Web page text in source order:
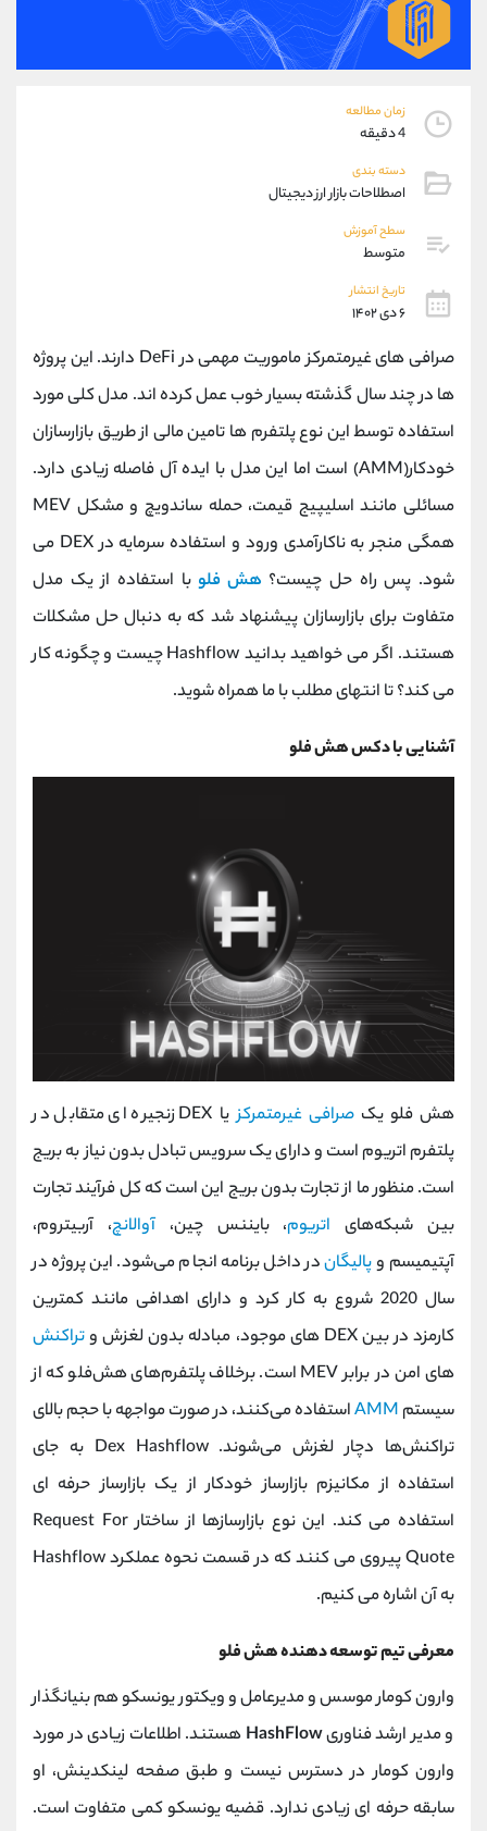
زمان مطالعه
4 دقیقه
دسته بندی
اصطلاحات بازار ارز دیجیتال
سطح آموزش
متوسط
تاریخ انتشار
۶ دی ۱۴۰۲
صرافی های غیرمتمرکز ماموریت مهمی در DeFi دارند. این پروژه
ها در چند سال گذشته بسیار خوب عمل کرده اند. مدل کلی مورد
استفاده توسط این نوع پلتفرم ها تامین مالی از طریق بازارسازان
خودکار(AMM) است اما این مدل با ایده آل فاصله زیادی دارد.
مسائلی مانند اسلیپیج قیمت، حمله ساندویچ و مشکل MEV
همگی منجر به ناکارآمدی ورود و استفاده سرمایه در DEX می
شود. پس راه حل چیست؟ هش فلوبا استفاده از یک مدل
متفاوت برای بازارسازان پیشنهاد شد که به دنبال حل مشکلات
هستند. اگر می خواهید بدانید Hashflow چیست و چگونه کار
می کند؟ تا انتهای مطلب با ما همراه شوید.
آشنایی با دکس هش فلو
هش فلو یکصرافی غیرمتمرکز
یا DEX زنجیره ای متقابل در
پلتفرم اتریوم است و دارای یک سرویس تبادل بدون نیاز به بریج
است. منظور ما از تجارت بدون بریج این است که کل فرآیند تجارت
بین شبکه‌های اتریوم، بایننس چین،آوالانچ، آربیتروم،
آپتیمیسم وپالیگاندر داخل برنامه انجام می‌شود. این پروژه در
سال 2020 شروع به کار کرد و دارای اهدافی مانند کمترین
کارمزد در بین DEX های موجود، مبادله بدون لغزش و
تراکنش
های امن در برابر MEV است. برخلاف پلتفرم‌های هش‌فلو که از
سیستم AMMاستفاده می‌کنند، در صورت مواجهه با حجم بالای
تراکنش‌ها دچار لغزش می‌شوند. Dex Hashflow به جای
استفاده از مکانیزم بازارساز خودکار از یک بازارساز حرفه ای
استفاده می کند. این نوع بازارسازها از ساختار Request For
Quote پیروی می کنند که در قسمت نحوه عملکرد Hashflow
به آن اشاره می کنیم.
معرفی تیم توسعه دهنده هش فلو
وارون کومار موسس و مدیرعامل و ویکتور یونسکو هم بنیانگذار
و مدیر ارشد فناوریHashFlow هستند. اطلاعات زیادی در مورد
وارون کومار در دسترس نیست و طبق صفحه لینکدینش، او
سابقه حرفه ای زیادی ندارد. قضیه یونسکو کمی متفاوت است.
09194198792
واتساپ
تلگرام
موبایل
تلگرام
اطلاعات تماس
تلفن 021-22021030
تلفن 021-22021040
اینستاگرام @alireza.mehrabii
کانال تلگرام @alirezamehrabi_com
@alirezamehrabi_official